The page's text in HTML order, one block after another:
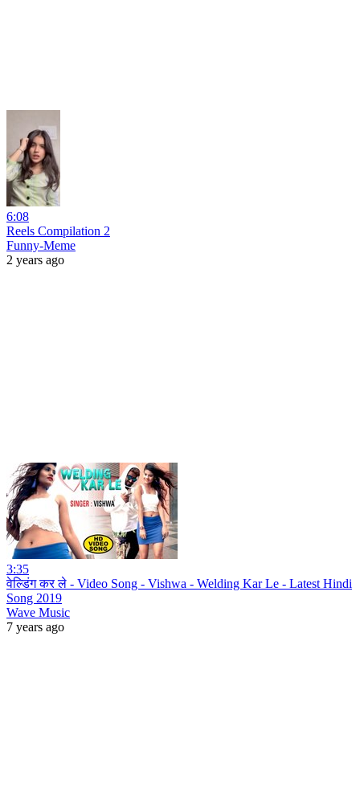
6:08
Reels Compilation 2
Funny-Meme
2 years ago
3:35
वेल्डिंग कर ले - Video Song - Vishwa - Welding Kar Le - Latest Hindi
Song 2019
Wave Music
7 years ago